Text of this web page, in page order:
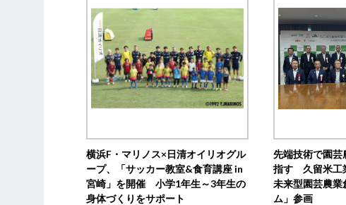
横浜F・マリノス×日清オイリオグル
ープ、「サッカー教室&食育講座 in
宮崎」を開催 小学1年生～3年生の
身体づくりをサポート
先端技術で園芸
指す 久留米工
未来型園芸農業
ム」参画